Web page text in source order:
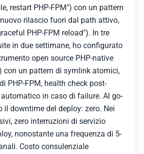
restart PHP-FPM") con un pattern
rilascio fuori dal path attivo,
PHP-FPM reload"). In tre
in due settimane, ho configurato
open source PHP-native
con un pattern di symlink atomici,
PHP-FPM, health check post-
in caso di failure. Al go-
il downtime del deploy: zero. Nei
zero interruzioni di servizio
nonostante una frequenza di 5-
Costo consulenziale